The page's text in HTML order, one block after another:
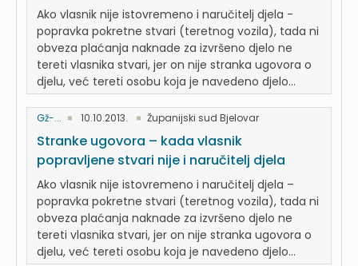
Ako vlasnik nije istovremeno i naručitelj djela -
popravka pokretne stvari (teretnog vozila), tada ni
obveza plaćanja naknade za izvršeno djelo ne
tereti vlasnika stvari, jer on nije stranka ugovora o
djelu, već tereti osobu koja je navedeno djelo...
Gž-... 10.10.2013. Županijski sud Bjelovar
Stranke ugovora – kada vlasnik
popravljene stvari nije i naručitelj djela
Ako vlasnik nije istovremeno i naručitelj djela –
popravka pokretne stvari (teretnog vozila), tada ni
obveza plaćanja naknade za izvršeno djelo ne
tereti vlasnika stvari, jer on nije stranka ugovora o
djelu, već tereti osobu koja je navedeno djelo...